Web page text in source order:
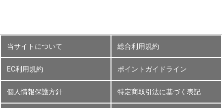
当サイトについて 総合利用規約
EC利用規約 ポイントガイドライン
個人情報保護方針 特定商取引法に基づく表記